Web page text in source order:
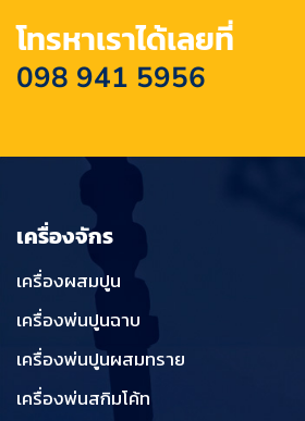
โทรหาเราได้เลยที่
098 941 5956
เครื่องจักร
เครื่องผสมปูน
เครื่องพ่นปูนฉาบ
เครื่องพ่นปูนผสมทราย
เครื่องพ่นสกิมโค้ท